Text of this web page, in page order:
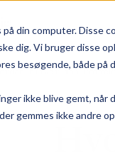
din computer. Disse
dig. Vi bruger disse
besøgende, både
ikke blive gemt,
gemmes ikke andre
bliver man
INFO